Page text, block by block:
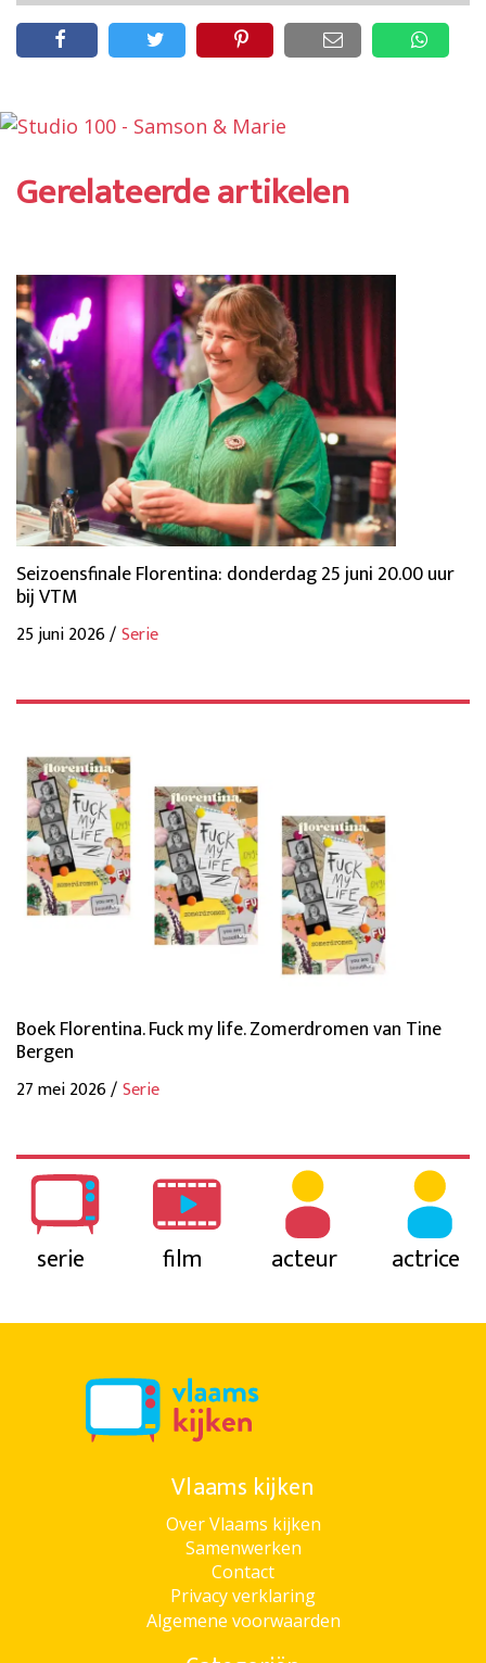
Gerelateerde artikelen
Seizoensfinale Florentina: donderdag 25 juni 20.00 uur
bij VTM
25 juni 2026 /Serie
Boek Florentina. Fuck my life. Zomerdromen van Tine
Bergen
27 mei 2026 /Serie
serie film acteur actrice
Vlaams kijken
Over Vlaams kijken
Samenwerken
Contact
Privacy verklaring
Algemene voorwaarden